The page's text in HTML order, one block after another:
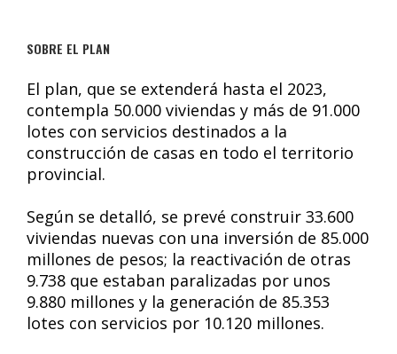
SOBRE EL PLAN
El plan, que se extenderá hasta el 2023,
contempla 50.000 viviendas y más de 91.000
lotes con servicios destinados a la
construcción de casas en todo el territorio
provincial.
Según se detalló, se prevé construir 33.600
viviendas nuevas con una inversión de 85.000
millones de pesos; la reactivación de otras
9.738 que estaban paralizadas por unos
9.880 millones y la generación de 85.353
lotes con servicios por 10.120 millones.